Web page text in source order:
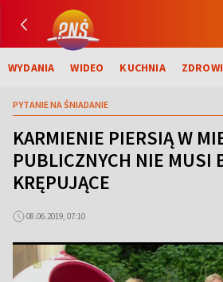
WYDANIA WIDEO KUCHNIA
PYTANIE NA ŚNIADANIE
KARMIENIE PIERSIĄ W
PUBLICZNYCH NIE MUSI
KRĘPUJĄCE
08.06.2019, 07:10